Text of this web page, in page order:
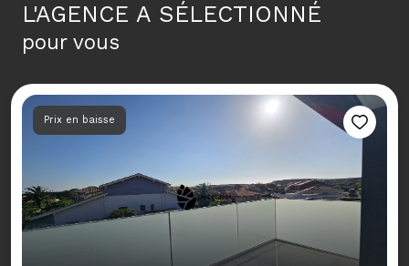
L'AGENCE A SÉLECTIONNÉ
pour vous
Prix en baisse